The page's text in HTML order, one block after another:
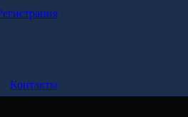
Контакты